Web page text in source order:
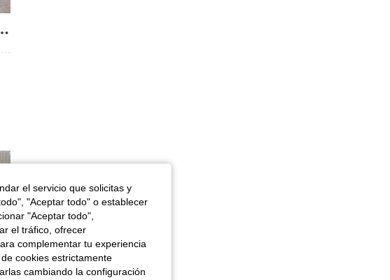
102 cm / 40 in, Forma del cuerpo: Reloj de arena, Color: Azul lavado oscuro, Talla: L
el servicio que solicitas y
"Aceptar todo" o establecer
"Aceptar todo",
el tráfico, ofrecer
complementar tu experiencia
cookies estrictamente
cambiando la configuración